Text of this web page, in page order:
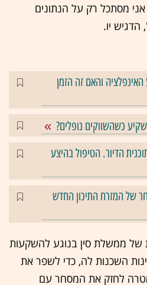
מסתכל רק על הנתונים
יו.
והאם זה הזמן
כשהשווקים נופלים?
הדיור. הטיפול בהיצע
של המזרח התיכון החדש
של ממשלת סין בנוגע להשקעות
השכנות לה, כדי לשפר את
לחזק את המסחר עם